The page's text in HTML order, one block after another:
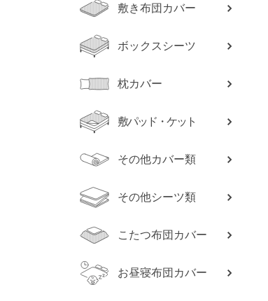
敷き布団カバー
ボックスシーツ
枕カバー
敷パッド・ケット
その他カバー類
その他シーツ類
こたつ布団カバー
お昼寝布団カバー